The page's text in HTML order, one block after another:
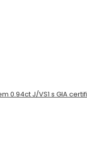
0.94ct J/VS1 s GIA